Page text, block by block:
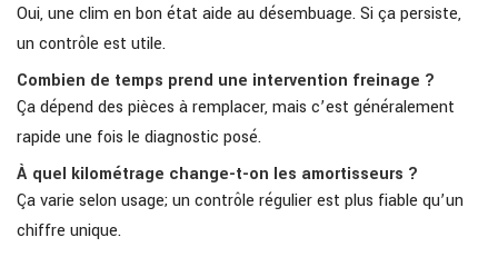
Oui, une clim en bon état aide au désembuage. Si ça persiste,
un contrôle est utile.
Combien de temps prend une intervention freinage ?
Ça dépend des pièces à remplacer, mais c’est généralement
rapide une fois le diagnostic posé.
À quel kilométrage change-t-on les amortisseurs ?
Ça varie selon usage; un contrôle régulier est plus fiable qu’un
chiffre unique.